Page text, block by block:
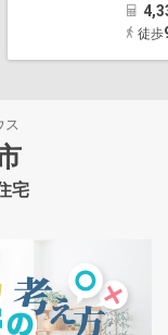
徒歩
ス
宅